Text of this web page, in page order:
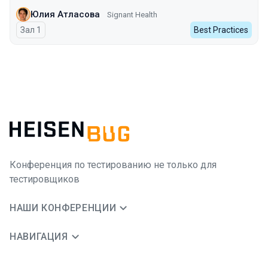
Юлия Атласова Signant Health
Зал 1 Best Practices
Конференция по тестированию не только для
тестировщиков
НАШИ КОНФЕРЕНЦИИ
НАВИГАЦИЯ